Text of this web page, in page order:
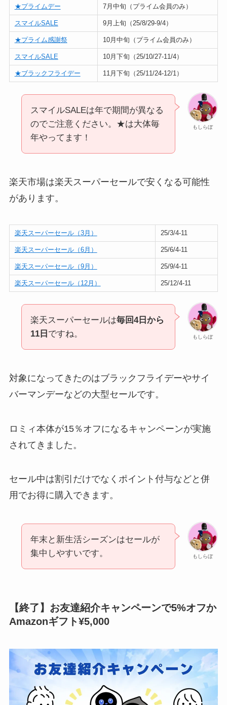
★プライムデー 7月中旬（プライム会員のみ）
スマイルSALE 9月上旬（25/8/29-9/4）
★プライム感謝祭 10月中旬（プライム会員のみ）
スマイルSALE 10月下旬（25/10/27-11/4）
★ブラックフライデー 11月下旬（25/11/24-12/1）
もしらぼ
スマイルSALEは年で期間が異なる
のでご注意ください。★は大体毎
年やってます！
楽天市場は楽天スーパーセールで安くなる可能性
があります。
楽天スーパーセール（3月） 25/3/4-11
楽天スーパーセール（6月） 25/6/4-11
楽天スーパーセール（9月） 25/9/4-11
楽天スーパーセール（12月） 25/12/4-11
もしらぼ
楽天スーパーセールは毎回4日から
11日 ですね。
対象になってきたのはブラックフライデーやサイ
バーマンデーなどの大型セールです。
ロミィ本体が15％オフになるキャンペーンが実施
されてきました。
セール中は割引だけでなくポイント付与などと併
用でお得に購入できます。
もしらぼ
年末と新生活シーズンはセールが
集中しやすいです。
【終了】お友達紹介キャンペーンで5%オフか
Amazonギフト¥5,000